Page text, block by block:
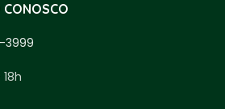
CONOSCO
3999